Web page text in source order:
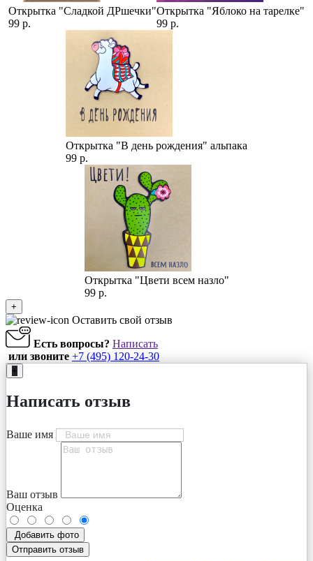
Открытка "Сладкой ДРшечки"
99 р.
Открытка "Яблоко на тарелке"
99 р.
Открытка "В день рождения" альпака
99 р.
Открытка "Цвети всем назло"
99 р.
+
Оставить свой отзыв
Есть вопросы? Написать
или звоните +7 (495) 120-24-30
+
Написать отзыв
Ваше имя
Ваш отзыв
Оценка
Добавить фото
Отправить отзыв